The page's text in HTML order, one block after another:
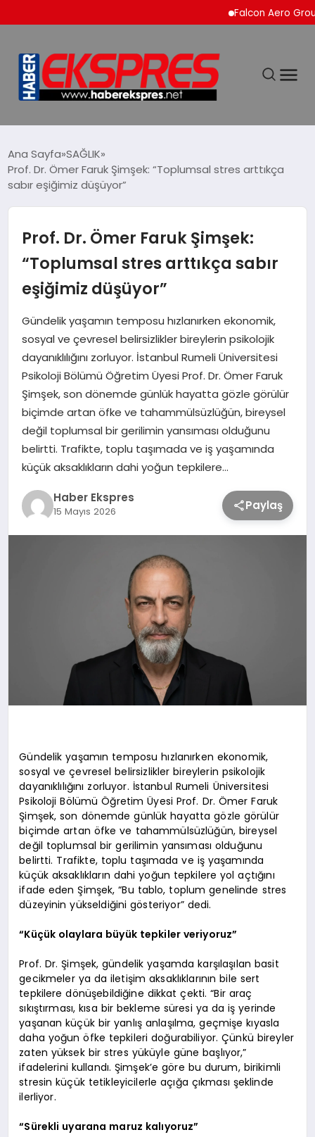
Falcon Aero Group,
EKONOMİ
SİYASET
SPOR
TEKNOLOJİ
SAĞLIK
MAGAZİN
Ana Sayfa SAĞLIK
Prof. Dr. Ömer Faruk Şimşek: “Toplumsal stres arttıkça
sabır eşiğimiz düşüyor”
Prof. Dr. Ömer Faruk Şimşek:
“Toplumsal stres arttıkça sabır
eşiğimiz düşüyor”
Gündelik yaşamın temposu hızlanırken ekonomik,
sosyal ve çevresel belirsizlikler bireylerin psikolojik
dayanıklılığını zorluyor. İstanbul Rumeli Üniversitesi
Psikoloji Bölümü Öğretim Üyesi Prof. Dr. Ömer Faruk
Şimşek, son dönemde günlük hayatta gözle görülür
biçimde artan öfke ve tahammülsüzlüğün, bireysel
değil toplumsal bir gerilimin yansıması olduğunu
belirtti. Trafikte, toplu taşımada ve iş yaşamında
küçük aksaklıkların dahi yoğun tepkilere…
Haber Ekspres
15 Mayıs 2026 Paylaş
Gündelik yaşamın temposu hızlanırken ekonomik,
sosyal ve çevresel belirsizlikler bireylerin psikolojik
dayanıklılığını zorluyor. İstanbul Rumeli Üniversitesi
Psikoloji Bölümü Öğretim Üyesi Prof. Dr. Ömer Faruk
Şimşek, son dönemde günlük hayatta gözle görülür
biçimde artan öfke ve tahammülsüzlüğün, bireysel
değil toplumsal bir gerilimin yansıması olduğunu
belirtti. Trafikte, toplu taşımada ve iş yaşamında
küçük aksaklıkların dahi yoğun tepkilere yol açtığını
ifade eden Şimşek, “Bu tablo, toplum genelinde stres
düzeyinin yükseldiğini gösteriyor” dedi.
“Küçük olaylara büyük tepkiler veriyoruz”
Prof. Dr. Şimşek, gündelik yaşamda karşılaşılan basit
gecikmeler ya da iletişim aksaklıklarının bile sert
tepkilere dönüşebildiğine dikkat çekti. “Bir araç
sıkıştırması, kısa bir bekleme süresi ya da iş yerinde
yaşanan küçük bir yanlış anlaşılma, geçmişe kıyasla
daha yoğun öfke tepkileri doğurabiliyor. Çünkü bireyler
zaten yüksek bir stres yüküyle güne başlıyor,”
ifadelerini kullandı. Şimşek’e göre bu durum, birikimli
stresin küçük tetikleyicilerle açığa çıkması şeklinde
ilerliyor.
“Sürekli uyarana maruz kalıyoruz”